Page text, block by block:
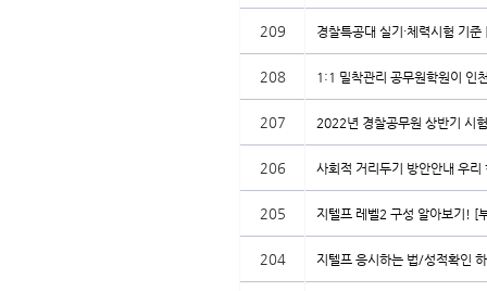
209 경찰특공대 실기·체력시험 기
208 1:1 밀착관리 공무원학원이 인
207 2022년 경찰공무원 상반기 시
206 사회적 거리두기 방안안내 우
205 지텔프 레벨2 구성 알아보기! [
204 지텔프 응시하는 법/성적확인